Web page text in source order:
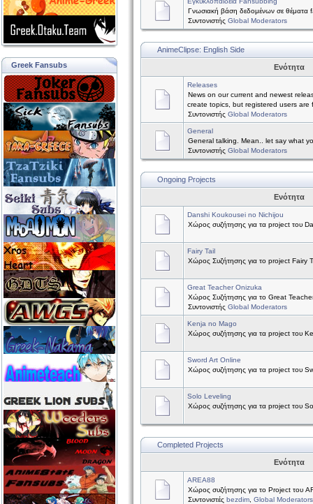
Greek Fansubs
Γνωσιακή βάση δεδομένων σε θέματα
Συντονιστής Global Moderators
AnimeClipse: English Side
Ενότητα
Releases
News on our current and newest
create topics, but registered users are
Συντονιστής Global Moderators
General
General talking. Mean.. let say what
Συντονιστής Global Moderators
Ongoing Projects
Ενότητα
Danshi Koukousei no Nichijou
Χώρος συζήτησης για τα project του
Fairy Tail
Χώρος Συζήτησης για το project Fairy
Great Teacher Onizuka
Χώρος Συζήτησης για το Great
Συντονιστής Global Moderators
Kenja no Mago
Χώρος συζήτησης για τα project του
Sword Art Online
Χώρος συζήτησης για τα project του
Solo Leveling
Χώρος συζήτησης για τα project του
Completed Projects
Ενότητα
AREA88
Χώρος συζήτησης για το Project του
Συντονιστές bezdim Global Moderators